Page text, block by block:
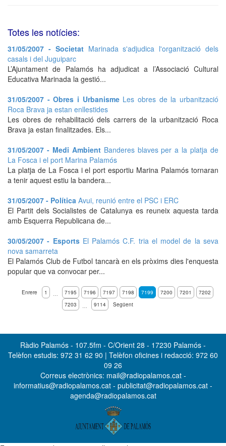
Totes les notícies:
31/05/2007 - Societat Marinada s'adjudica l'organització dels
casals i del Juguiparc
L’Ajuntament de Palamós ha adjudicat a l’Associació Cultural
Educativa Marinada la gestió...
31/05/2007 - Obres i Urbanisme Les obres de la urbanització
Roca Brava ja estan enllestides
Les obres de rehabilitació dels carrers de la urbanització Roca
Brava ja estan finalitzades. Els...
31/05/2007 - Medi Ambient Banderes blaves per a la platja de
La Fosca i el port Marina Palamós
La platja de La Fosca i el port esportiu Marina Palamós tornaran
a tenir aquest estiu la bandera...
31/05/2007 - Política Avui, reunió entre el PSC i ERC
El Partit dels Socialistes de Catalunya es reuneix aquesta tarda
amb Esquerra Republicana de...
30/05/2007 - Esports El Palamós C.F. tria el model de la seva
nova samarreta
El Palamós Club de Futbol tancarà en els pròxims dies l'enquesta
popular que va convocar per...
Enrere 1 … 7195 7196 7197 7198 7199 7200 7201
7202
7203
… 9114 Següent
Ràdio Palamós - 107.5fm - C/Orient 28 - 17230 Palamós -
Telèfon estudis: 972 31 62 90 | Telèfon oficines i redacció: 972 60
09 26
Correus electrònics: mail@radiopalamos.cat -
informatius@radiopalamos.cat - publicitat@radiopalamos.cat -
agenda@radiopalamos.cat